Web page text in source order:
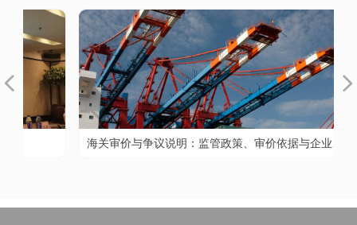
海关审价与争议说明：监管政策、审价依据与企业风
넳 넲